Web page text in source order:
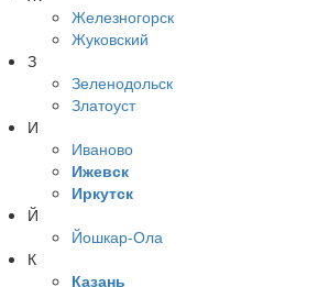
Железногорск
Жуковский
З
Зеленодольск
Златоуст
И
Иваново
Ижевск
Иркутск
Й
Йошкар-Ола
К
Казань